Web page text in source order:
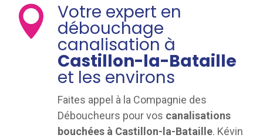
 Votre expert en
débouchage
canalisation à
Castillon-la-Bataille
et les environs
Faites appel à la Compagnie des
Déboucheurs pour vos canalisations
bouchées à Castillon-la-Bataille. Kévin